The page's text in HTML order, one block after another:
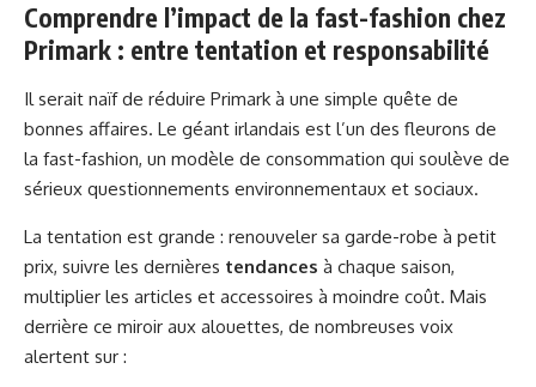
Comprendre l’impact de la fast-fashion chez
Primark : entre tentation et responsabilité
Il serait naïf de réduire Primark à une simple quête de
bonnes affaires. Le géant irlandais est l’un des fleurons de
la fast-fashion, un modèle de consommation qui soulève de
sérieux questionnements environnementaux et sociaux.
La tentation est grande : renouveler sa garde-robe à petit
prix, suivre les dernières tendances à chaque saison,
multiplier les articles et accessoires à moindre coût. Mais
derrière ce miroir aux alouettes, de nombreuses voix
alertent sur :